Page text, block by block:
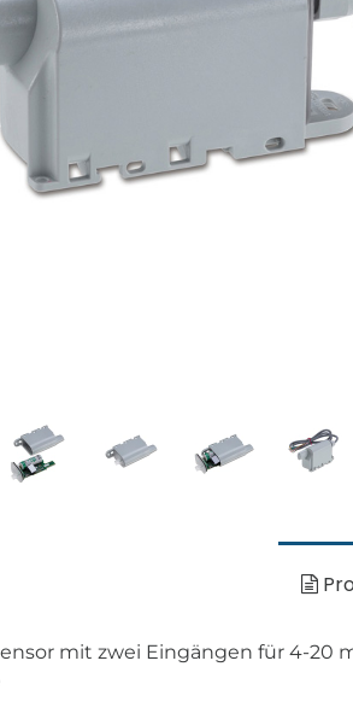
mit zwei Eingängen für 4-